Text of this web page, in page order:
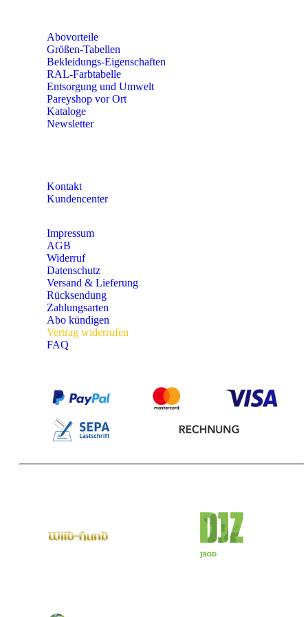
Abovorteile
Größen-Tabellen
Bekleidungs-Eigenschaften
RAL-Farbtabelle
Entsorgung und Umwelt
Pareyshop vor Ort
Kataloge
Newsletter
Kontakt
Kundencenter
Impressum
AGB
Widerruf
Datenschutz
Versand & Lieferung
Rücksendung
Zahlungsarten
Abo kündigen
Vertrag widerrufen
FAQ